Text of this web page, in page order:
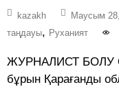
kazakh Маусым
таңдауы, Руханият
ЖУРНАЛИСТ БОЛУ
бұрын Қарағанды